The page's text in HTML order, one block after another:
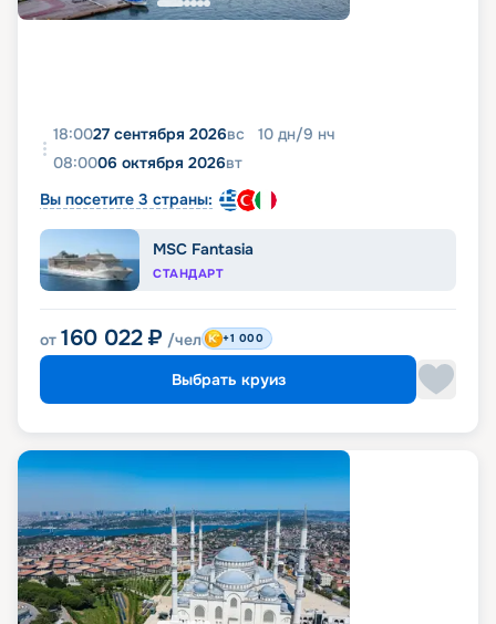
18:0027 сентября 2026вс 10 дн/9 нч
08:0006 октября 2026вт
Вы посетите 3 страны:
MSC Fantasia
СТАНДАРТ
от 160 022 ₽ /чел +1 000
Выбрать круиз